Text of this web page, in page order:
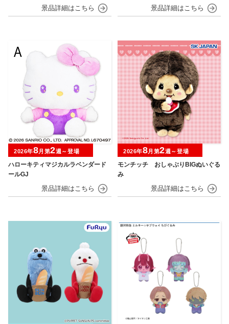
ハローキティマジカルラベンダード
ールGJ
2026年8月第2週～登場
モンチッチ おしゃぶりBIGぬいぐる
み
2026年8月第2週～登場